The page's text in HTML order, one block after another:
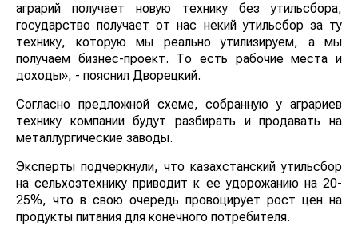
аграрий получает новую технику без утильсбора,
государство получает от нас некий утильсбор за ту
технику, которую мы реально утилизируем, а мы
получаем бизнес-проект. То есть рабочие места и
доходы», - пояснил Дворецкий.
Согласно предложной схеме, собранную у аграриев
технику компании будут разбирать и продавать на
металлургические заводы.
Эксперты подчеркнули, что казахстанский утильсбор
на сельхозтехнику приводит к ее удорожанию на 20-
25%, что в свою очередь провоцирует рост цен на
продукты питания для конечного потребителя.